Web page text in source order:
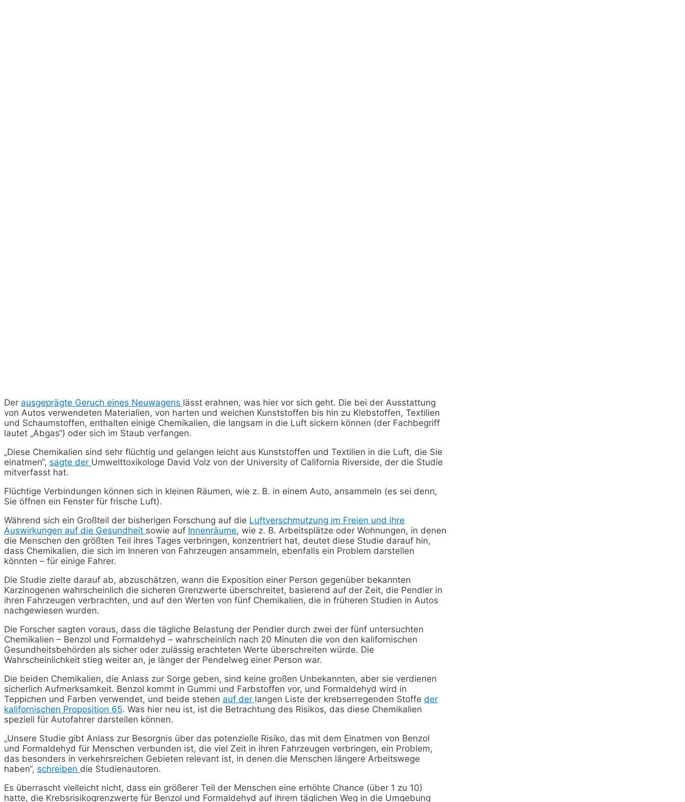
Der ausgeprägte Geruch eines Neuwagens lässt erahnen, was hier vor sich geht. Die bei der Ausstattung
von Autos verwendeten Materialien, von harten und weichen Kunststoffen bis hin zu Klebstoffen, Textilien
und Schaumstoffen, enthalten einige Chemikalien, die langsam in die Luft sickern können (der Fachbegriff
lautet „Abgas“) oder sich im Staub verfangen.
„Diese Chemikalien sind sehr flüchtig und gelangen leicht aus Kunststoffen und Textilien in die Luft, die Sie
einatmen“, sagte der Umwelttoxikologe David Volz von der University of California Riverside, der die Studie
mitverfasst hat.
Flüchtige Verbindungen können sich in kleinen Räumen, wie z. B. in einem Auto, ansammeln (es sei denn,
Sie öffnen ein Fenster für frische Luft).
Während sich ein Großteil der bisherigen Forschung auf die Luftverschmutzung im Freien und ihre
Auswirkungen auf die Gesundheit sowie auf Innenräume, wie z. B. Arbeitsplätze oder Wohnungen, in denen
die Menschen den größten Teil ihres Tages verbringen, konzentriert hat, deutet diese Studie darauf hin,
dass Chemikalien, die sich im Inneren von Fahrzeugen ansammeln, ebenfalls ein Problem darstellen
könnten – für einige Fahrer.
Die Studie zielte darauf ab, abzuschätzen, wann die Exposition einer Person gegenüber bekannten
Karzinogenen wahrscheinlich die sicheren Grenzwerte überschreitet, basierend auf der Zeit, die Pendler in
ihren Fahrzeugen verbrachten, und auf den Werten von fünf Chemikalien, die in früheren Studien in Autos
nachgewiesen wurden.
Die Forscher sagten voraus, dass die tägliche Belastung der Pendler durch zwei der fünf untersuchten
Chemikalien – Benzol und Formaldehyd – wahrscheinlich nach 20 Minuten die von den kalifornischen
Gesundheitsbehörden als sicher oder zulässig erachteten Werte überschreiten würde. Die
Wahrscheinlichkeit stieg weiter an, je länger der Pendelweg einer Person war.
Die beiden Chemikalien, die Anlass zur Sorge geben, sind keine großen Unbekannten, aber sie verdienen
sicherlich Aufmerksamkeit. Benzol kommt in Gummi und Farbstoffen vor, und Formaldehyd wird in
Teppichen und Farben verwendet, und beide stehen auf der langen Liste der krebserregenden Stoffe der
kalifornischen Proposition 65. Was hier neu ist, ist die Betrachtung des Risikos, das diese Chemikalien
speziell für Autofahrer darstellen können.
„Unsere Studie gibt Anlass zur Besorgnis über das potenzielle Risiko, das mit dem Einatmen von Benzol
und Formaldehyd für Menschen verbunden ist, die viel Zeit in ihren Fahrzeugen verbringen, ein Problem,
das besonders in verkehrsreichen Gebieten relevant ist, in denen die Menschen längere Arbeitswege
haben“, schreiben die Studienautoren.
Es überrascht vielleicht nicht, dass ein größerer Teil der Menschen eine erhöhte Chance (über 1 zu 10)
hatte, die Krebsrisikogrenzwerte für Benzol und Formaldehyd auf ihrem täglichen Weg in die Umgebung